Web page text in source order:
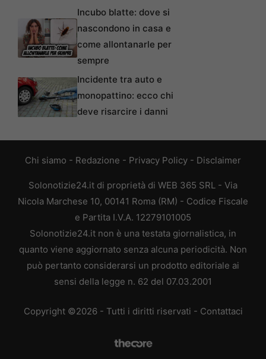
Incubo blatte: dove si
nascondono in casa e
come allontanarle per
sempre
Incidente tra auto e
monopattino: ecco chi
deve risarcire i danni
Chi siamo - Redazione - Privacy Policy - Disclaimer
Solonotizie24.it di proprietà di WEB 365 SRL - Via
Nicola Marchese 10, 00141 Roma (RM) - Codice Fiscale
e Partita I.V.A. 12279101005
Solonotizie24.it non è una testata giornalistica, in
quanto viene aggiornato senza alcuna periodicità. Non
può pertanto considerarsi un prodotto editoriale ai
sensi della legge n. 62 del 07.03.2001
Copyright ©2026 - Tutti i diritti riservati - Contattaci